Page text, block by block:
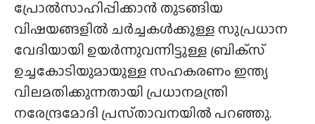
പ്രോൽസാഹിപ്പിക്കാൻ തുടങ്ങിയ
വിഷയങ്ങളിൽ ചർച്ചകൾക്കുള്ള സുപ്രധാന
വേദിയായി ഉയർന്നുവന്നിട്ടുള്ള ബ്രിക്‌സ്
ഉച്ചകോടിയുമായുള്ള സഹകരണം ഇന്ത്യ
വിലമതിക്കുന്നതായി പ്രധാനമന്ത്രി
നരേന്ദ്രമോദി പ്രസ്‌താവനയിൽ പറഞ്ഞു.